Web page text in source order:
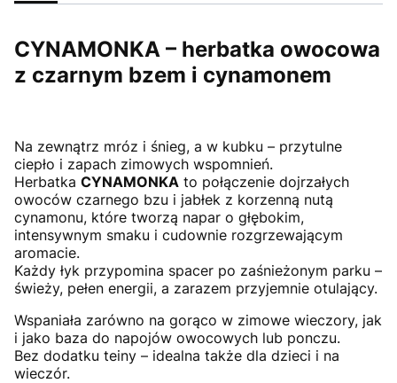
CYNAMONKA – herbatka owocowa
z czarnym bzem i cynamonem
Na zewnątrz mróz i śnieg, a w kubku – przytulne
ciepło i zapach zimowych wspomnień.
Herbatka CYNAMONKA to połączenie dojrzałych
owoców czarnego bzu i jabłek z korzenną nutą
cynamonu, które tworzą napar o głębokim,
intensywnym smaku i cudownie rozgrzewającym
aromacie.
Każdy łyk przypomina spacer po zaśnieżonym parku –
świeży, pełen energii, a zarazem przyjemnie otulający.
Wspaniała zarówno na gorąco w zimowe wieczory, jak
i jako baza do napojów owocowych lub ponczu.
Bez dodatku teiny – idealna także dla dzieci i na
wieczór.